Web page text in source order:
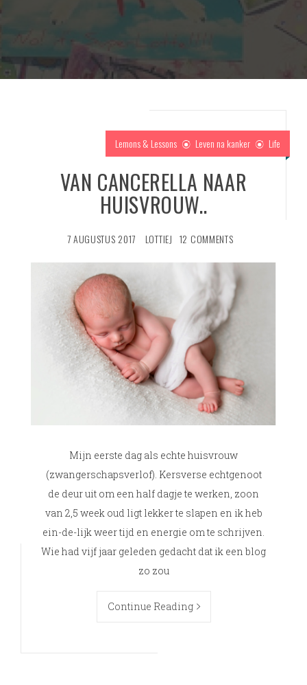
Lemons & Lessons Leven na kanker Life
VAN CANCERELLA NAAR
HUISVROUW..
7 AUGUSTUS 2017 LOTTIEJ 12 COMMENTS
Mijn eerste dag als echte huisvrouw
(zwangerschapsverlof). Kersverse echtgenoot
de deur uit om een half dagje te werken, zoon
van 2,5 week oud ligt lekker te slapen en ik heb
ein-de-lijk weer tijd en energie om te schrijven.
Wie had vijf jaar geleden gedacht dat ik een blog
zo zou
Continue Reading